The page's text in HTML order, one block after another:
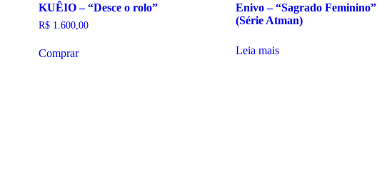
KUÊIO – “Desce o rolo”
R$ 1.600,00
Comprar
Enivo – “Sagrado Feminino”
(Série Atman)
Leia mais